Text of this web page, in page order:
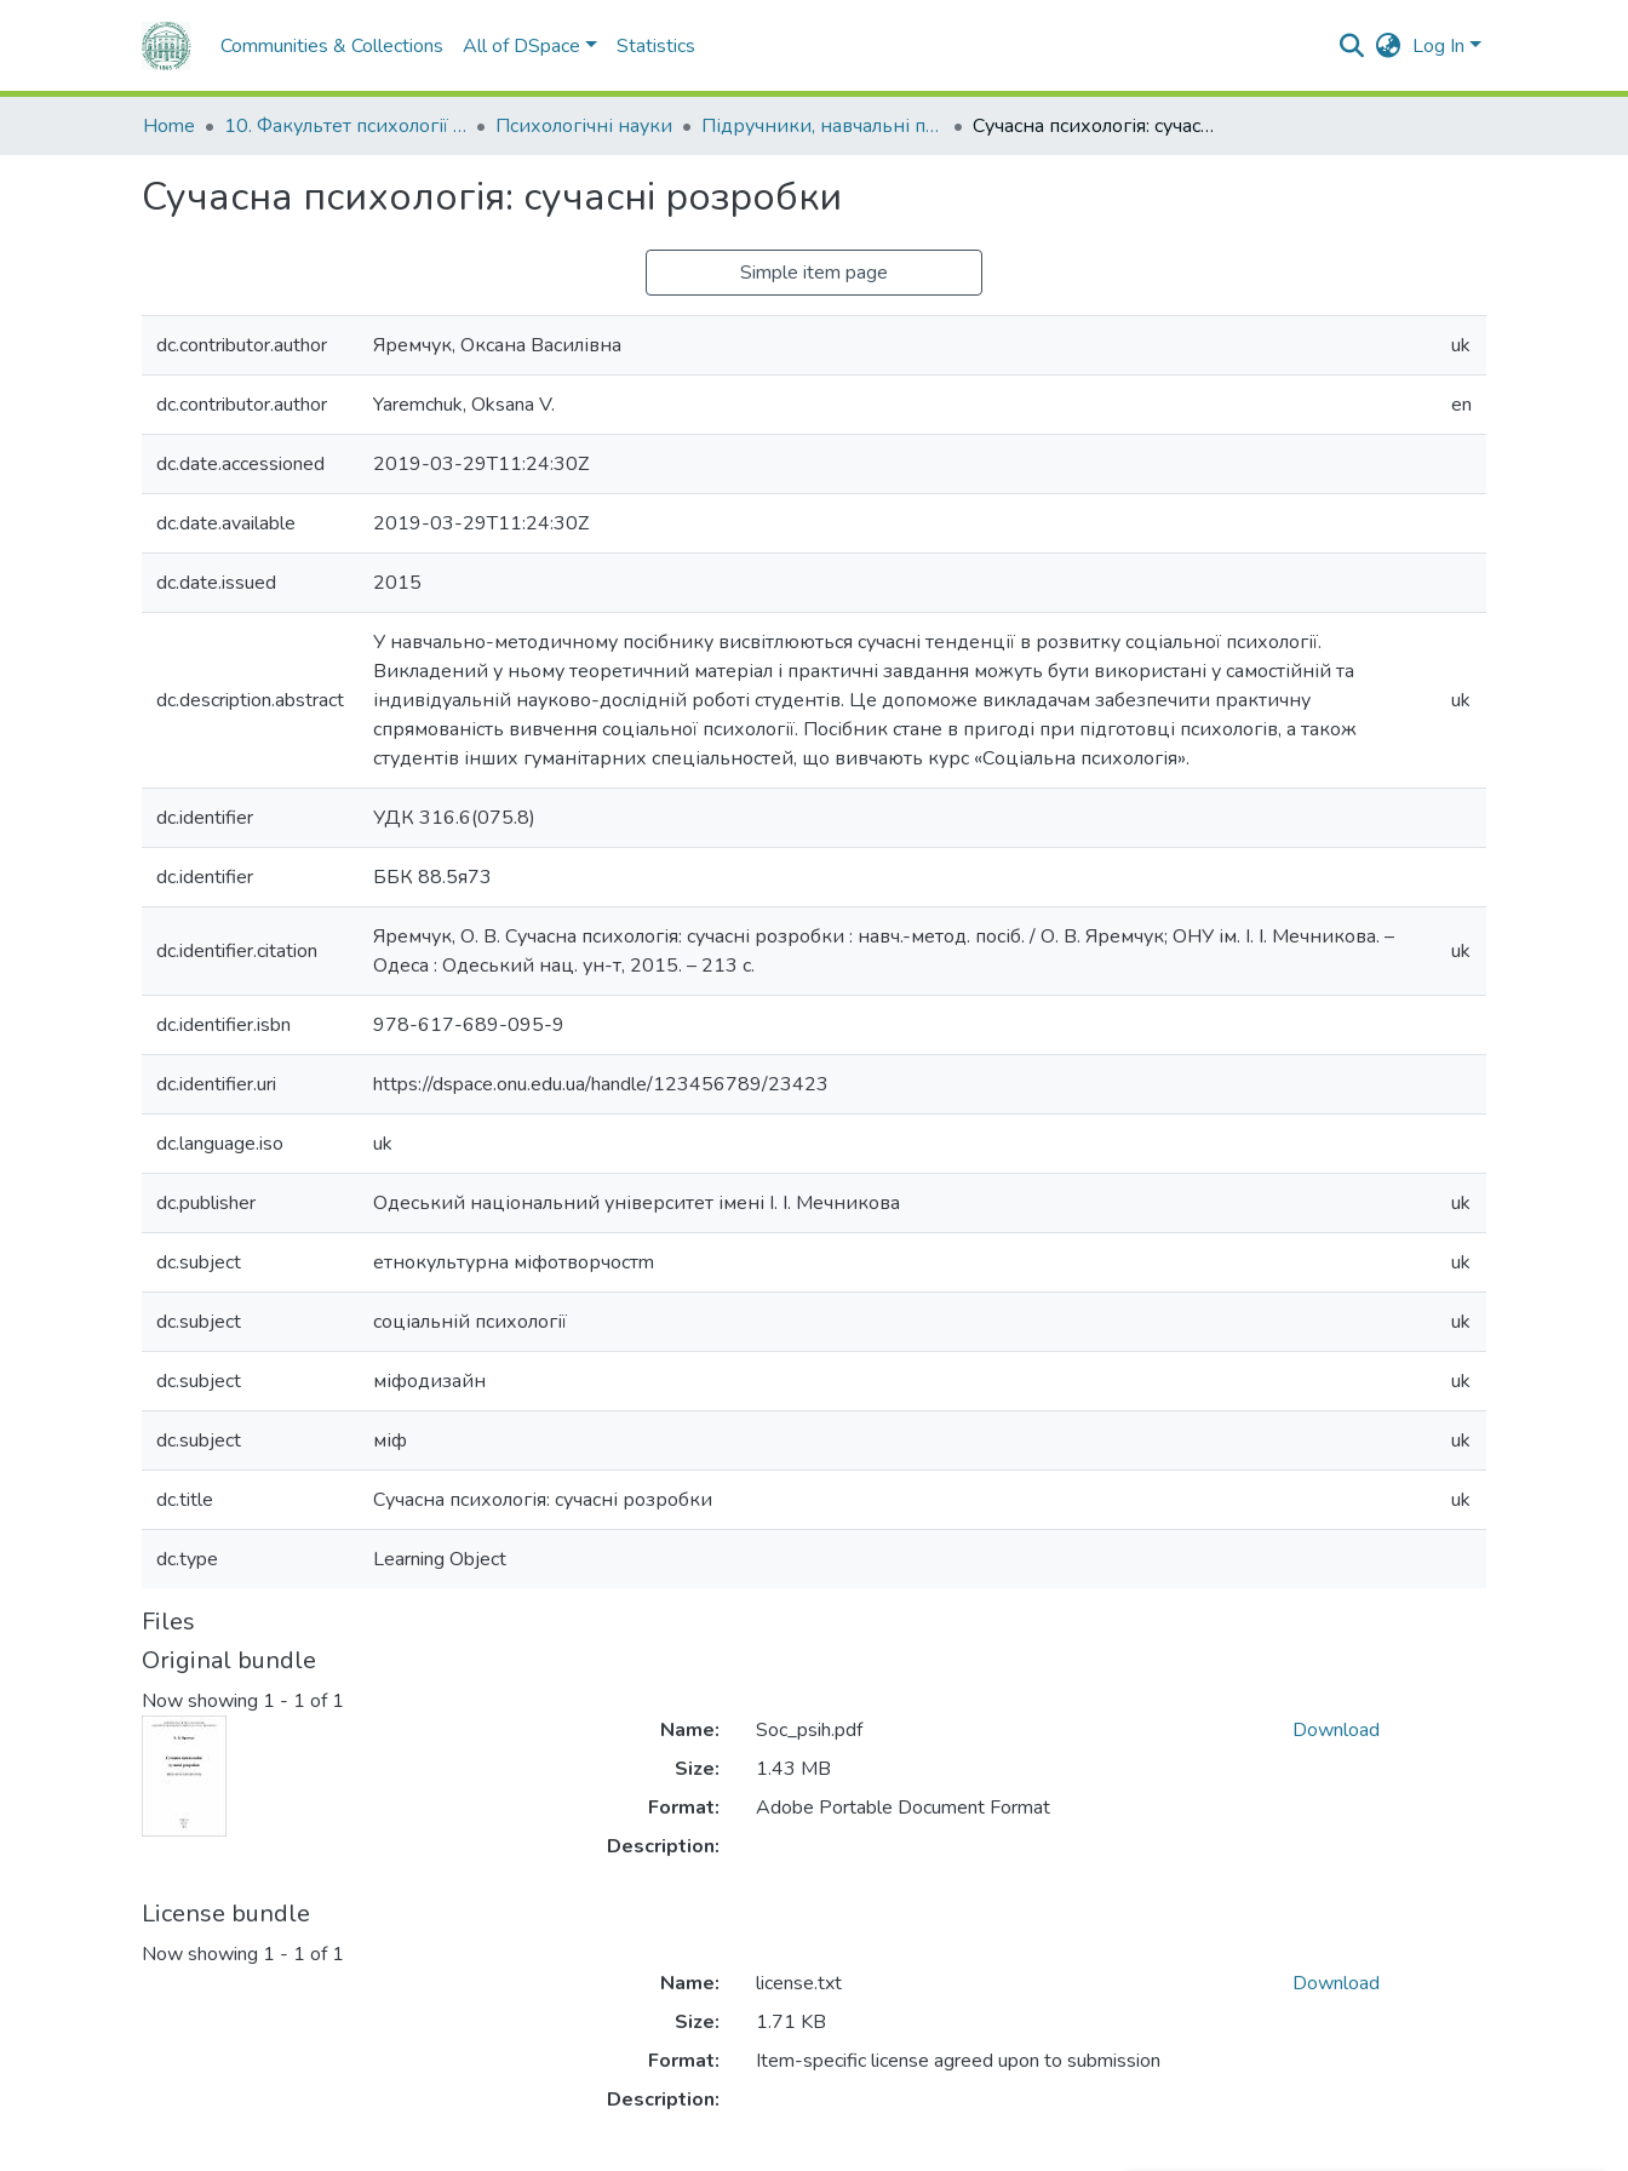
Communities & Collections All of DSpace Statistics Log In
Home 10. Факультет психології та соціальної роботи Психологічні науки Підручники, навчальні посібники та інші науково- та навчально-методичні праці ФПСР (Психологічні науки) Сучасна психологія: сучасні розробки
Сучасна психологія: сучасні розробки
Simple item page
dc.contributor.author Яремчук, Оксана Василівна uk
dc.contributor.author Yaremchuk, Oksana V. en
dc.date.accessioned 2019-03-29T11:24:30Z
dc.date.available 2019-03-29T11:24:30Z
dc.date.issued 2015
dc.description.abstract
У навчально-методичному посібнику висвітлюються сучасні тенденції в розвитку соціальної психології.
Викладений у ньому теоретичний матеріал і практичні завдання можуть бути використані у самостійній та
індивідуальній науково-дослідній роботі студентів. Це допоможе викладачам забезпечити практичну
спрямованість вивчення соціальної психології. Посібник стане в пригоді при підготовці психологів, а також
студентів інших гуманітарних спеціальностей, що вивчають курс «Соціальна психологія».
uk
dc.identifier УДК 316.6(075.8)
dc.identifier ББК 88.5я73
dc.identifier.citation
Яремчук, О. В. Сучасна психологія: сучасні розробки : навч.-метод. посіб. / О. В. Яремчук; ОНУ ім. І. І. Мечникова. –
Одеса : Одеський нац. ун-т, 2015. – 213 с.
uk
dc.identifier.isbn 978-617-689-095-9
dc.identifier.uri https://dspace.onu.edu.ua/handle/123456789/23423
dc.language.iso uk
dc.publisher Одеський національний університет імені І. І. Мечникова uk
dc.subject етнокультурна міфотворчостm uk
dc.subject соціальній психології uk
dc.subject міфодизайн uk
dc.subject міф uk
dc.title Сучасна психологія: сучасні розробки uk
dc.type Learning Object
Files
Original bundle
Now showing 1 - 1 of 1
Name:
Soc_psih.pdf
Size:
1.43 MB
Format:
Adobe Portable Document Format
Description:
Download
License bundle
Now showing 1 - 1 of 1
Name:
license.txt
Size:
1.71 KB
Format:
Item-specific license agreed upon to submission
Description:
Download